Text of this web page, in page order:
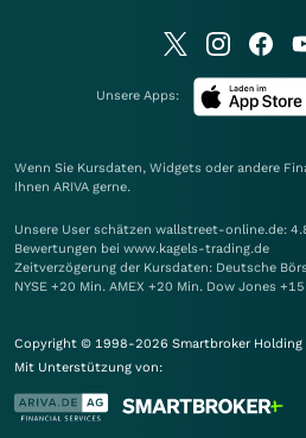
Unsere Apps:
Wenn Sie Kursdaten, Widgets oder andere
Ihnen ARIVA gerne.
Unsere User schätzen wallstreet-online.de:
Bewertungen bei www.kagels-trading.de
Zeitverzögerung der Kursdaten: Deutsche
NYSE +20 Min. AMEX +20 Min. Dow Jones
Copyright © 1998-2026 Smartbroker Holding
Mit Unterstützung von: